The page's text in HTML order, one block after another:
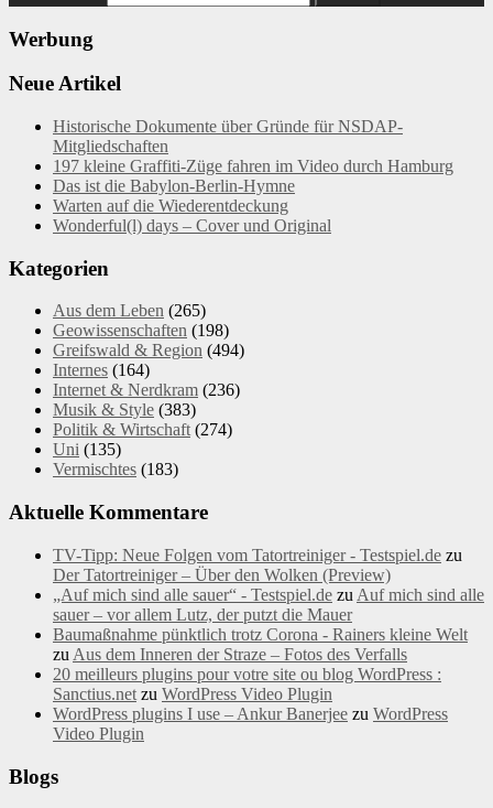
Werbung
Neue Artikel
Historische Dokumente über Gründe für NSDAP-
Mitgliedschaften
197 kleine Graffiti-Züge fahren im Video durch Hamburg
Das ist die Babylon-Berlin-Hymne
Warten auf die Wiederentdeckung
Wonderful(l) days – Cover und Original
Kategorien
Aus dem Leben (265)
Geowissenschaften (198)
Greifswald & Region (494)
Internes (164)
Internet & Nerdkram (236)
Musik & Style (383)
Politik & Wirtschaft (274)
Uni (135)
Vermischtes (183)
Aktuelle Kommentare
TV-Tipp: Neue Folgen vom Tatortreiniger - Testspiel.de zu
Der Tatortreiniger – Über den Wolken (Preview)
„Auf mich sind alle sauer“ - Testspiel.de zu Auf mich sind alle
sauer – vor allem Lutz, der putzt die Mauer
Baumaßnahme pünktlich trotz Corona - Rainers kleine Welt
zu Aus dem Inneren der Straze – Fotos des Verfalls
20 meilleurs plugins pour votre site ou blog WordPress :
Sanctius.net zu WordPress Video Plugin
WordPress plugins I use – Ankur Banerjee zu WordPress
Video Plugin
Blogs